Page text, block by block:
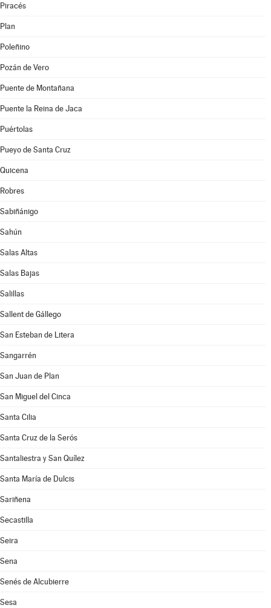
Piracés
Plan
Poleñino
Pozán de Vero
Puente de Montañana
Puente la Reina de Jaca
Puértolas
Pueyo de Santa Cruz
Quicena
Robres
Sabiñánigo
Sahún
Salas Altas
Salas Bajas
Salillas
Sallent de Gállego
San Esteban de Litera
Sangarrén
San Juan de Plan
San Miguel del Cinca
Santa Cilia
Santa Cruz de la Serós
Santaliestra y San Quílez
Santa María de Dulcis
Sariñena
Secastilla
Seira
Sena
Senés de Alcubierre
Sesa